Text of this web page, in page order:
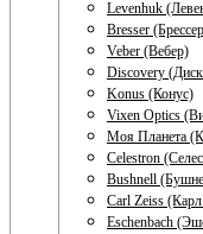
Levenhuk
Bresser
Veber (Вебер)
Discovery
Konus (Конус)
Vixen Optics
Моя Планета
Celestron
Bushnell
Carl Zeiss
Eschenbach